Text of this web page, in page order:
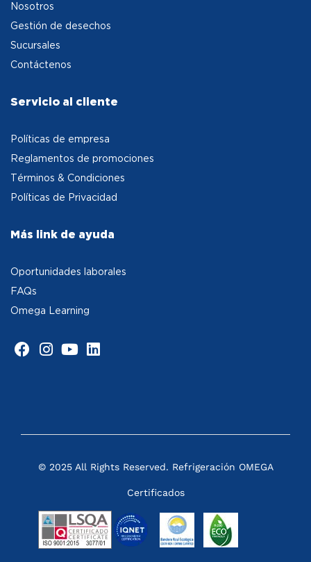
Nosotros
Gestión de desechos
Sucursales
Contáctenos
Servicio al cliente
Políticas de empresa
Reglamentos de promociones
Términos & Condiciones
Políticas de Privacidad
Más link de ayuda
Oportunidades laborales
FAQs
Omega Learning
© 2025 All Rights Reserved. Refrigeración OMEGA
Certificados